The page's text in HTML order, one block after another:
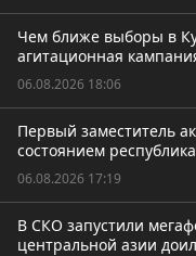
Чем ближе выборы в
агитационная
06.08.2026 18:06
Первый заместитель
состоянием
06.08.2026 17:19
В СКО запустили
центральной азии